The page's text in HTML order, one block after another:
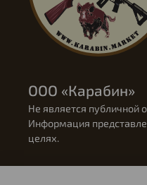
ООО «Карабин»
Не является публичной
Информация
целях.